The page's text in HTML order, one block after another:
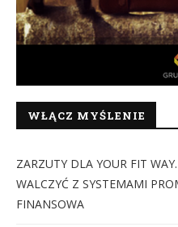
WŁĄCZ MYŚLENIE
ZARZUTY DLA YOUR FIT
WALCZYĆ Z SYSTEMAMI
FINANSOWA